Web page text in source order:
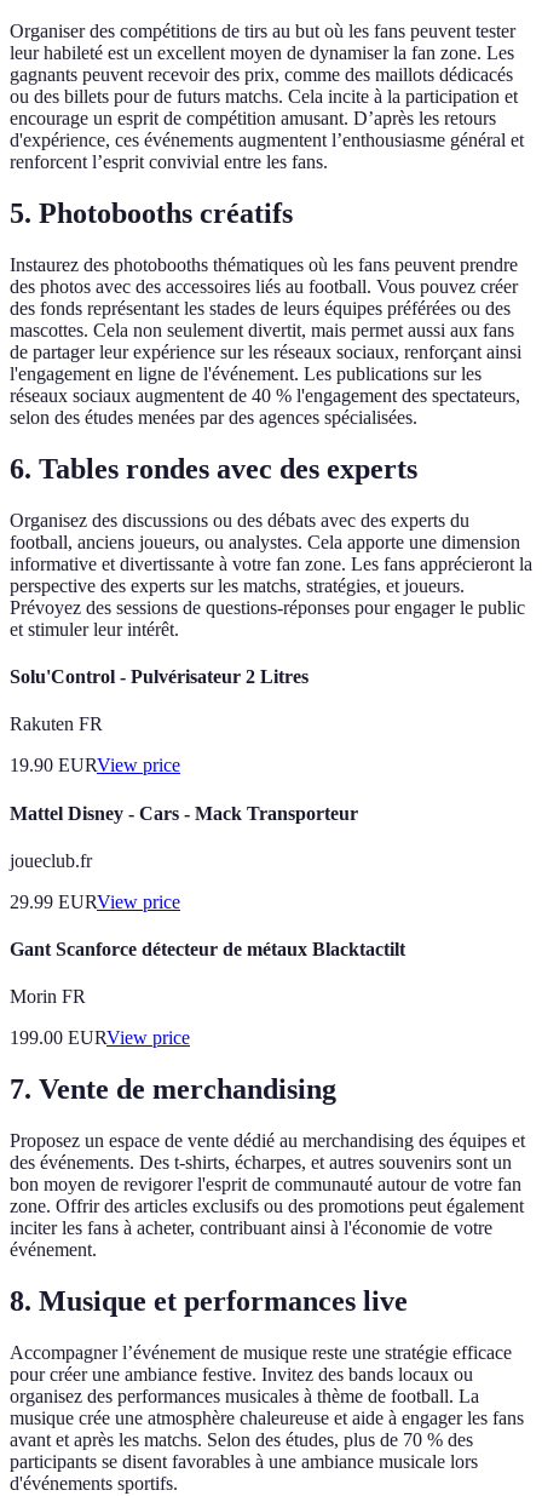
Organiser des compétitions de tirs au but où les fans peuvent tester
leur habileté est un excellent moyen de dynamiser la fan zone. Les
gagnants peuvent recevoir des prix, comme des maillots dédicacés
ou des billets pour de futurs matchs. Cela incite à la participation et
encourage un esprit de compétition amusant. D’après les retours
d'expérience, ces événements augmentent l’enthousiasme général et
renforcent l’esprit convivial entre les fans.
5. Photobooths créatifs
Instaurez des photobooths thématiques où les fans peuvent prendre
des photos avec des accessoires liés au football. Vous pouvez créer
des fonds représentant les stades de leurs équipes préférées ou des
mascottes. Cela non seulement divertit, mais permet aussi aux fans
de partager leur expérience sur les réseaux sociaux, renforçant ainsi
l'engagement en ligne de l'événement. Les publications sur les
réseaux sociaux augmentent de 40 % l'engagement des spectateurs,
selon des études menées par des agences spécialisées.
6. Tables rondes avec des experts
Organisez des discussions ou des débats avec des experts du
football, anciens joueurs, ou analystes. Cela apporte une dimension
informative et divertissante à votre fan zone. Les fans apprécieront la
perspective des experts sur les matchs, stratégies, et joueurs.
Prévoyez des sessions de questions-réponses pour engager le public
et stimuler leur intérêt.
Solu'Control - Pulvérisateur 2 Litres
Rakuten FR
19.90 EURView price
Mattel Disney - Cars - Mack Transporteur
joueclub.fr
29.99 EURView price
Gant Scanforce détecteur de métaux Blacktactilt
Morin FR
199.00 EURView price
7. Vente de merchandising
Proposez un espace de vente dédié au merchandising des équipes et
des événements. Des t-shirts, écharpes, et autres souvenirs sont un
bon moyen de revigorer l'esprit de communauté autour de votre fan
zone. Offrir des articles exclusifs ou des promotions peut également
inciter les fans à acheter, contribuant ainsi à l'économie de votre
événement.
8. Musique et performances live
Accompagner l’événement de musique reste une stratégie efficace
pour créer une ambiance festive. Invitez des bands locaux ou
organisez des performances musicales à thème de football. La
musique crée une atmosphère chaleureuse et aide à engager les fans
avant et après les matchs. Selon des études, plus de 70 % des
participants se disent favorables à une ambiance musicale lors
d'événements sportifs.